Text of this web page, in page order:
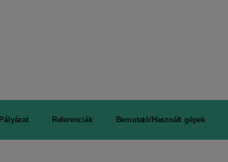
Pályázat Referenciák Bemutató/Használt gépek